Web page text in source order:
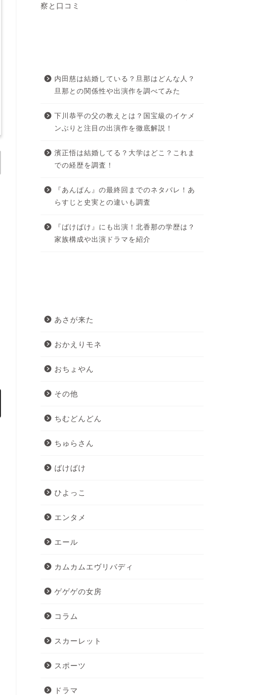
察と口コミ
内田慈は結婚している？旦那はどんな人？
旦那との関係性や出演作を調べてみた
下川恭平の父の教えとは？国宝級のイケメ
ンぶりと注目の出演作を徹底解説！
濱正悟は結婚してる？大学はどこ？これま
での経歴を調査！
『あんぱん』の最終回までのネタバレ！あ
らすじと史実との違いも調査
『ばけばけ』にも出演！北香那の学歴は？
家族構成や出演ドラマを紹介
あさが来た
おかえりモネ
おちょやん
その他
ちむどんどん
ちゅらさん
ばけばけ
ひよっこ
エンタメ
エール
カムカムエヴリバディ
ゲゲゲの女房
コラム
スカーレット
スポーツ
ドラマ